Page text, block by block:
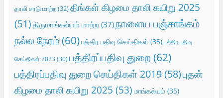
தாலி சரடு மாற்ற(32)திங்கள் கிழமை தாலி கயிறு 2025
(51) திருமாங்கல்யம் மாற்ற (37)நாளைய பஞ்சாங்கம்
நல்ல நேரம்(60)பத்திர பதிவு செய்திகள்(35) பத்திர பதிவு
செய்திகள் 2023 (30) பத்திரப்பதிவு துறை (62)
பத்திரப்பதிவு துறை செய்திகள் 2019(58)புதன்
கிழமை தாலி கயிறு 2025 (53) மாங்கல்யம்(35)